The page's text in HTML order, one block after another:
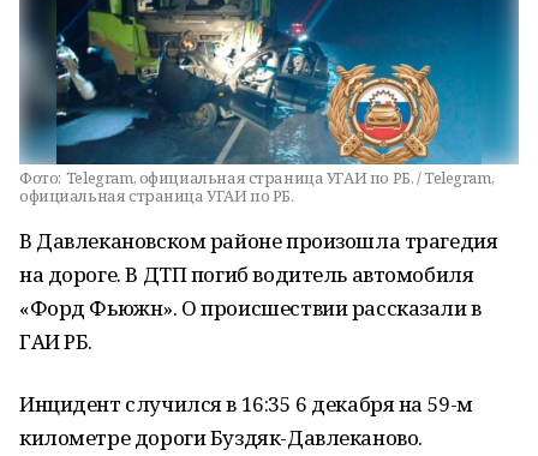
Фото: Telegram, официальная страница УГАИ по РБ. / Telegram,
официальная страница УГАИ по РБ.
В Давлекановском районе произошла трагедия
на дороге. В ДТП погиб водитель автомобиля
«Форд Фьюжн». О происшествии рассказали в
ГАИ РБ.
Инцидент случился в 16:35 6 декабря на 59-м
километре дороги Буздяк-Давлеканово.